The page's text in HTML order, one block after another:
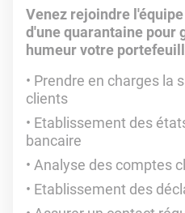
Venez rejoindre
d'une quarantaine pour
humeur votre
Prendre en charges la
clients
Etablissement des
bancaire
Analyse des comptes
Etablissement des